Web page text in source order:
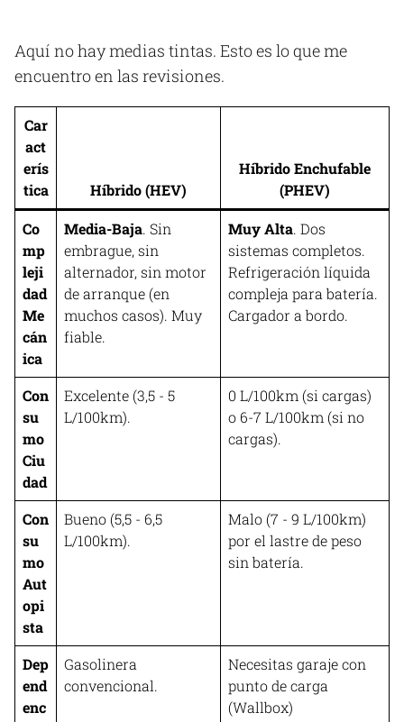
Aquí no hay medias tintas. Esto es lo que me
encuentro en las revisiones.
Car
act
erís
tica
Híbrido (HEV)
Híbrido Enchufable
(PHEV)
Co
mp
leji
dad
Me
cán
ica
Media-Baja. Sin
embrague, sin
alternador, sin motor
de arranque (en
muchos casos). Muy
fiable.
Muy Alta. Dos
sistemas completos.
Refrigeración líquida
compleja para batería.
Cargador a bordo.
Con
su
mo
Ciu
dad
Excelente (3,5 - 5
L/100km).
0 L/100km (si cargas)
o 6-7 L/100km (si no
cargas).
Con
su
mo
Aut
opi
sta
Bueno (5,5 - 6,5
L/100km).
Malo (7 - 9 L/100km)
por el lastre de peso
sin batería.
Dep
end
enc
Gasolinera
convencional.
Necesitas garaje con
punto de carga
(Wallbox)